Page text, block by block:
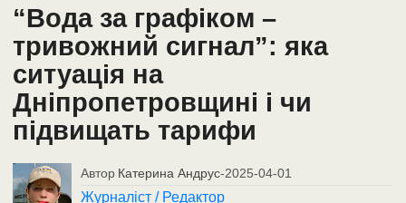
“Вода за графіком –
тривожний сигнал”: яка
ситуація на
Дніпропетровщині і чи
підвищать тарифи
Автор Катерина Андрус-2025-04-01
Журналіст / Редактор